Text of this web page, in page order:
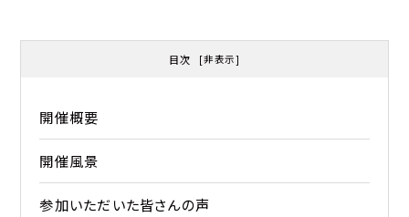
目次 [非表示]
開催概要
開催風景
参加いただいた皆さんの声